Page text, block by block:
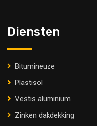
Diensten
Bitumineuze
Plastisol
Vestis aluminium
Zinken dakdekking